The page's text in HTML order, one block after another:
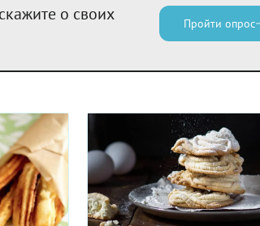
о своих
Пройти опрос